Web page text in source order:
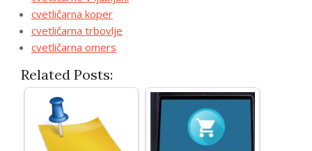
cvetličarna koper
cvetličarna trbovlje
cvetličarna omers
Related Posts: